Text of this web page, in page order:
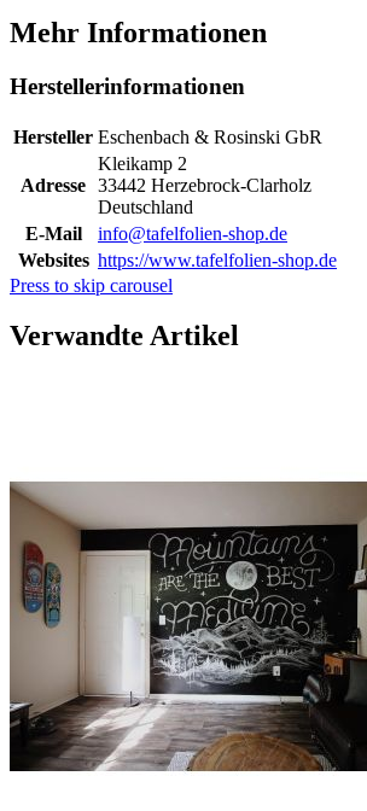
Mehr Informationen
Herstellerinformationen
Hersteller Eschenbach & Rosinski GbR
Adresse
Kleikamp 2
33442 Herzebrock-Clarholz
Deutschland
E-Mail
info@tafelfolien-shop.de
Websites https://www.tafelfolien-shop.de
Press to skip carousel
Verwandte Artikel